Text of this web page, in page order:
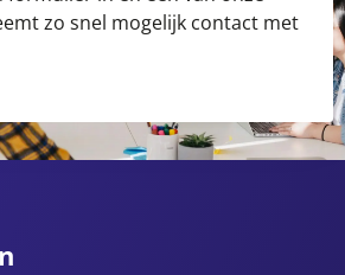
zo snel mogelijk contact met